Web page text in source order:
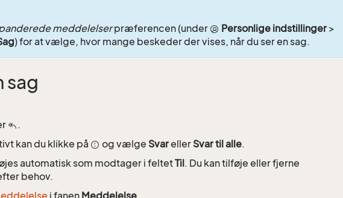
meddelelserpræferencen (under Personlige indstillinger >
) for at vælge, hvor mange beskeder der vises, når du ser en sag.
sag
.
kan du klikke på
og vælge Svareller Svar til alle.
automatisk som modtager i feltetTil. Du kan tilføje eller fjerne
behov.